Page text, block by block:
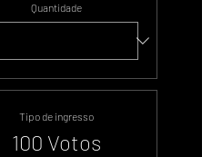
Quantidade
Tipo de ingresso
100 Votos